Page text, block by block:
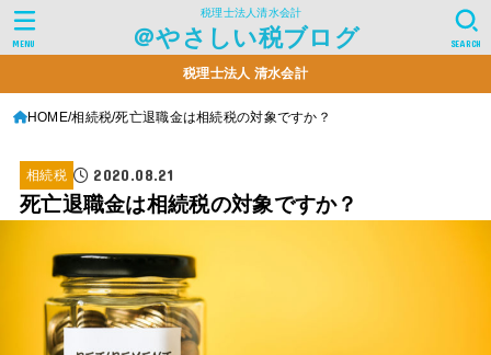
税理士法人清水会計
＠やさしい税ブログ SEARCH
MENU
税理士法人 清水会計
HOME 相続税 死亡退職金は相続税の対象ですか？
相続税 2020.08.21
死亡退職金は相続税の対象ですか？